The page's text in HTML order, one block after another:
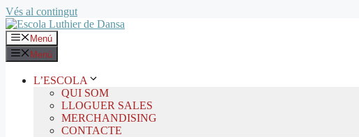
Vés al contingut
Menú
Menú
L’ESCOLA
QUI SOM
LLOGUER SALES
MERCHANDISING
CONTACTE